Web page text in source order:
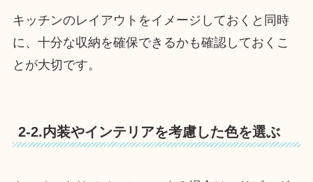
キッチンのレイアウトをイメージしておくと同時
に、十分な収納を確保できるかも確認しておくこ
とが大切です。
2-2.内装やインテリアを考慮した色を選ぶ